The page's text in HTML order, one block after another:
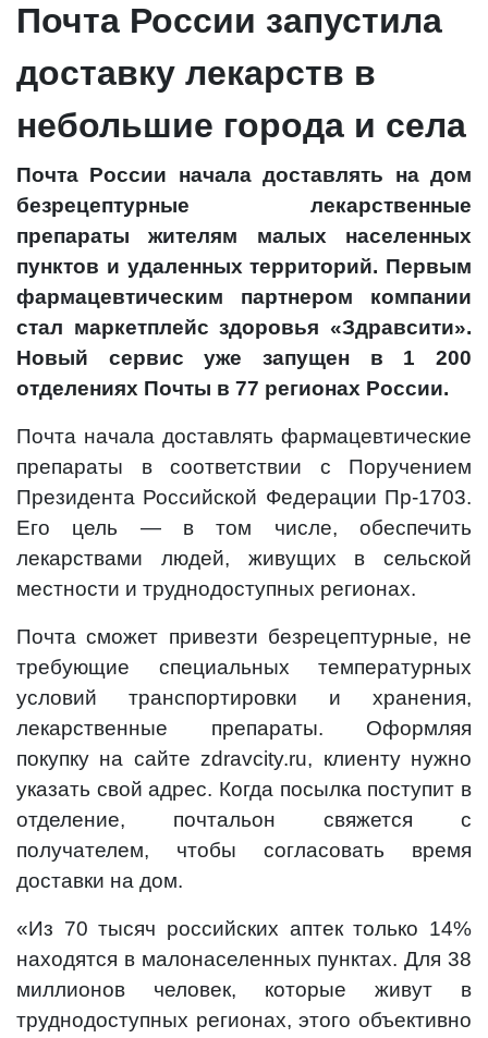
Почта России запустила
доставку лекарств в
небольшие города и села
Почта России начала доставлять на дом
безрецептурные лекарственные
препараты жителям малых населенных
пунктов и удаленных территорий. Первым
фармацевтическим партнером компании
стал маркетплейс здоровья «Здравсити».
Новый сервис уже запущен в 1 200
отделениях Почты в 77 регионах России.
Почта начала доставлять фармацевтические
препараты в соответствии с Поручением
Президента Российской Федерации Пр-1703.
Его цель — в том числе, обеспечить
лекарствами людей, живущих в сельской
местности и труднодоступных регионах.
Почта сможет привезти безрецептурные, не
требующие специальных температурных
условий транспортировки и хранения,
лекарственные препараты. Оформляя
покупку на сайте zdravcity.ru, клиенту нужно
указать свой адрес. Когда посылка поступит в
отделение, почтальон свяжется с
получателем, чтобы согласовать время
доставки на дом.
«Из 70 тысяч российских аптек только 14%
находятся в малонаселенных пунктах. Для 38
миллионов человек, которые живут в
труднодоступных регионах, этого объективно